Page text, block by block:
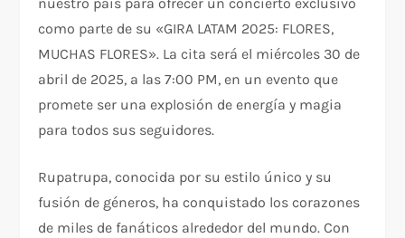
como parte de su «GIRA LATAM 2025: FLORES,
MUCHAS FLORES». La cita será el miércoles 30 de
abril de 2025, a las 7:00 PM, en un evento que
promete ser una explosión de energía y magia
para todos sus seguidores.
Rupatrupa, conocida por su estilo único y su
fusión de géneros, ha conquistado los corazones
de miles de fanáticos alrededor del mundo. Con